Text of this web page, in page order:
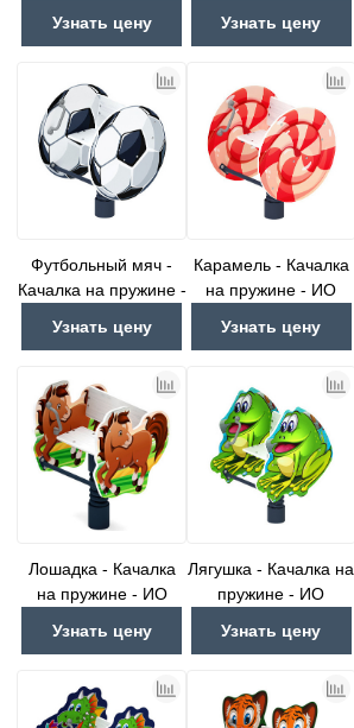
Узнать цену Узнать цену
Футбольный мяч -
Качалка на пружине -
Узнать цену
Карамель - Качалка
на пружине - ИО
Узнать цену
Лошадка - Качалка
на пружине - ИО
Узнать цену
Лягушка - Качалка на
пружине - ИО
Узнать цену